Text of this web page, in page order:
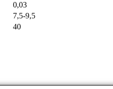
0,03
7,5-9,5
40